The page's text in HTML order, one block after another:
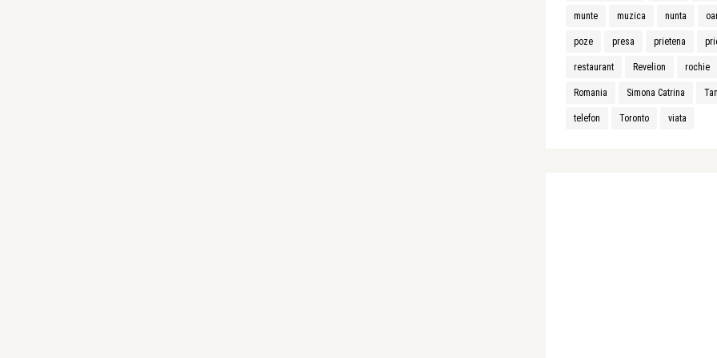
munte muzica nunta
poze presa prietena
restaurant Revelion rochie
Romania Simona Catrina
telefon Toronto viata